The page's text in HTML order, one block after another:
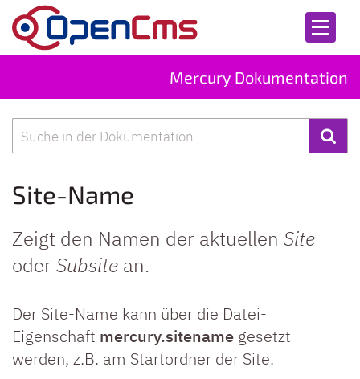
Zum Inhalt springen
Mercury Dokumentation
Site-Name
Zeigt den Namen der aktuellen Site
oderSubsite an.
Der Site-Name kann über die Datei-
Eigenschaft mercury.sitename gesetzt
werden, z.B. am Startordner der Site.
Suche